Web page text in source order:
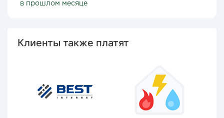
в прошлом месяце
Клиенты также платят